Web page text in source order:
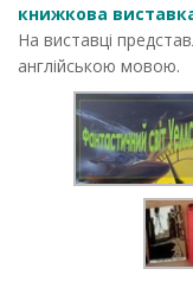
книжкова
На виставці
англійською мовою.